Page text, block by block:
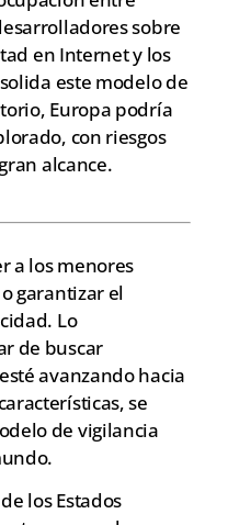
sobre
en Internet y los
este modelo de
Europa podría
con riesgos
alcance.
a los menores
garantizar el
Lo
de buscar
avanzando hacia
se
de vigilancia
los Estados